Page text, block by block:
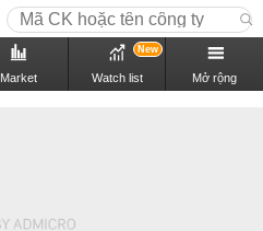
Market Watch list
New
Mở rộng